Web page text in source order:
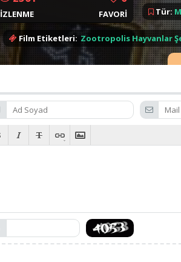
İZLENME FAVORİ Tür:
Film Etiketleri: Zootropolis Hayvanlar